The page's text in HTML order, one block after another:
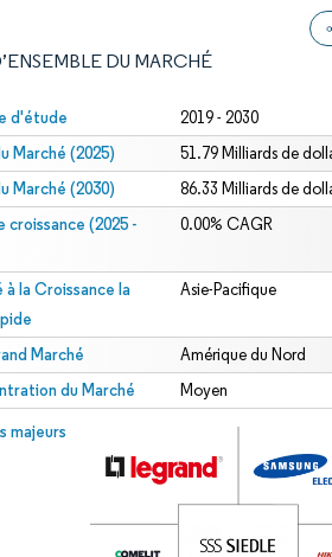
DU MARCHÉ
d'étude 2019 - 2030
Marché (2025) 51.79 Milliards de
Marché (2030) 86.33 Milliards de
croissance (2025 -
0.00% CAGR
à la Croissance la
Asie-Pacifique
Marché Amérique du Nord
du Marché Moyen
majeursIntelligence. La réutilisation nécessite une
sous CC BY 4.0.